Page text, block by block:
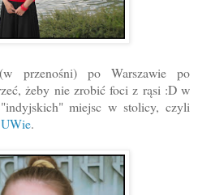
przenośni) po Warszawie po
żeby nie zrobić foci z rąsi :D w
miejsc w stolicy, czyli
.